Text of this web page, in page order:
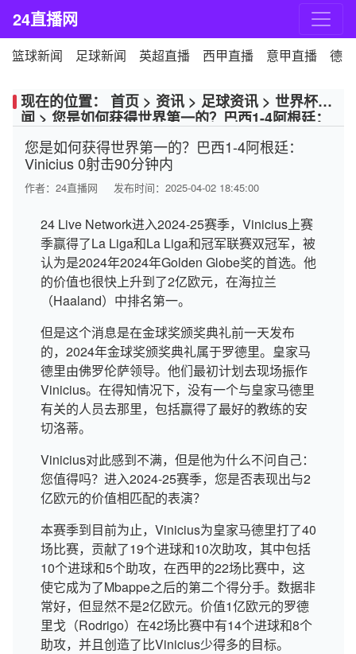
24直播网
篮球新闻 足球新闻 英超直播 西甲直播 意甲直播 德
现在的位置： 首页 > 资讯 > 足球资讯 > 世界杯新
闻 > 您是如何获得世界第一的？巴西1-4阿根廷：
您是如何获得世界第一的？巴西1-4阿根廷：
Vinicius 0射击90分钟内
作者： 24直播网 发布时间：2025-04-02 18:45:00
24 Live Network进入2024-25赛季，Vinicius上赛
季赢得了La Liga和La Liga和冠军联赛双冠军，被
认为是2024年2024年Golden Globe奖的首选。他
的价值也很快上升到了2亿欧元，在海拉兰
（Haaland）中排名第一。
但是这个消息是在金球奖颁奖典礼前一天发布
的，2024年金球奖颁奖典礼属于罗德里。皇家马
德里由佛罗伦萨领导。他们最初计划去现场振作
Vinicius。在得知情况下，没有一个与皇家马德里
有关的人员去那里，包括赢得了最好的教练的安
切洛蒂。
Vinicius对此感到不满，但是他为什么不问自己：
您值得吗？进入2024-25赛季，您是否表现出与2
亿欧元的价值相匹配的表演？
本赛季到目前为止，Vinicius为皇家马德里打了40
场比赛，贡献了19个进球和10次助攻，其中包括
10个进球和5个助攻，在西甲的22场比赛中，这
使它成为了Mbappe之后的第二个得分手。数据非
常好，但显然不是2亿欧元。价值1亿欧元的罗德
里戈（Rodrigo）在42场比赛中有14个进球和8个
助攻，并且创造了比Vinicius少得多的目标。